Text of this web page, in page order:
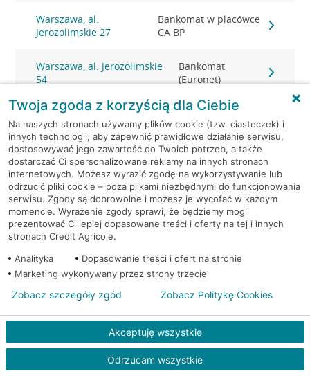
Warszawa, al.
Jerozolimskie 27
Bankomat w placówce
CA BP
Warszawa, al. Jerozolimskie
54
Bankomat
(Euronet)
Warszawa, al. Jerozolimskie
65/79
Bankomat
(Euronet)
Warszawa, al. Jerozolimskie
65/79
Bankomat
(Euronet)
Warszawa, Al.Jerozolimskie
87
Bankomat (Planet
Cash)
Warszawa, al. Jerozolimskie -
podziemia
Bankomat
(Euronet)
Warszawa, al. Józefa
Piłsudskiego 2
Bankomat
(Euronet)
Warszawa, al. KEN 19 Bankomat (Euronet)
Twoja zgoda z korzyścią dla Ciebie
Na naszych stronach używamy plików cookie (tzw. ciasteczek) i
innych technologii, aby zapewnić prawidłowe działanie serwisu,
dostosowywać jego zawartość do Twoich potrzeb, a także
dostarczać Ci spersonalizowane reklamy na innych stronach
internetowych. Możesz wyrazić zgodę na wykorzystywanie lub
odrzucić pliki cookie – poza plikami niezbędnymi do funkcjonowania
serwisu. Zgody są dobrowolne i możesz je wycofać w każdym
momencie. Wyrażenie zgody sprawi, że będziemy mogli
prezentować Ci lepiej dopasowane treści i oferty na tej i innych
stronach Credit Agricole.
Analityka
Dopasowanie treści i ofert na stronie
Marketing wykonywany przez strony trzecie
Akceptuję wszystkie
Odrzucam wszystkie
Zobacz szczegóły zgód Zobacz Politykę Cookies